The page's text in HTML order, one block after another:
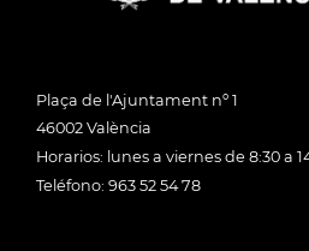
Plaça de l'Ajuntament nº 1
46002 València
Horarios: lunes a viernes de 8:30 a
Teléfono: 963 52 54 78